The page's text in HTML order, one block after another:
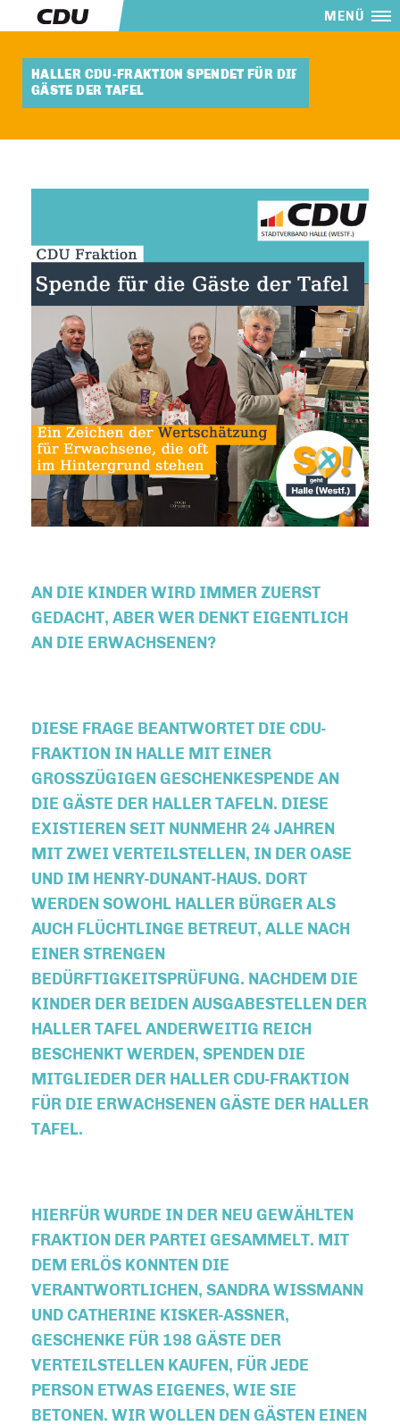
MENÜ
HALLER CDU-FRAKTION SPENDET FÜR DIE
GÄSTE DER TAFEL
AN DIE KINDER WIRD IMMER ZUERST
GEDACHT, ABER WER DENKT EIGENTLICH
AN DIE ERWACHSENEN?
DIESE FRAGE BEANTWORTET DIE CDU-
FRAKTION IN HALLE MIT EINER
GROSSZÜGIGEN GESCHENKESPENDE AN D
IE GÄSTE DER HALLER TAFELN. DIESE E
XISTIEREN SEIT NUNMEHR 24 JAHREN M
IT ZWEI VERTEILSTELLEN, IN DER OASE U
ND IM HENRY-DUNANT-HAUS. DORT W
ERDEN SOWOHL HALLER BÜRGER ALS A
UCH FLÜCHTLINGE BETREUT, ALLE NACH E
INER STRENGEN B
EDÜRFTIGKEITSPRÜFUNG. NACHDEM DIE K
INDER DER BEIDEN AUSGABESTELLEN DER H
ALLER TAFEL ANDERWEITIG REICH B
ESCHENKT WERDEN, SPENDEN DIE M
ITGLIEDER DER HALLER CDU-FRAKTION F
ÜR DIE ERWACHSENEN GÄSTE DER HALLER T
AFEL.
HIERFÜR WURDE IN DER NEU GEWÄHLTEN
FRAKTION DER PARTEI GESAMMELT. MIT
DEM ERLÖS KONNTEN DIE
VERANTWORTLICHEN, SANDRA WISSMANN U
ND CATHERINE KISKER-ASSNER, GE
SCHENKE FÜR 198 GÄSTE DER VE
RTEILSTELLEN KAUFEN, FÜR JEDE PE
RSON ETWAS EIGENES, WIE SIE BE
TONEN. WIR WOLLEN DEN GÄSTEN EINEN „K